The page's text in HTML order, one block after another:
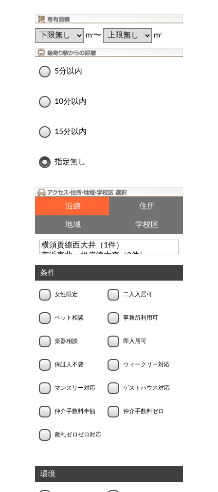
m2〜 m2
5分以内
10分以内
15分以内
指定無し
沿線 住所
地域 学校区
条件
女性限定 二人入居可
ペット相談 事務所利用可
楽器相談 即入居可
保証人不要 ウィークリー対応
マンスリー対応 ゲストハウス対応
仲介手数料半額 仲介手数料ゼロ
敷礼ゼロゼロ対応
環境